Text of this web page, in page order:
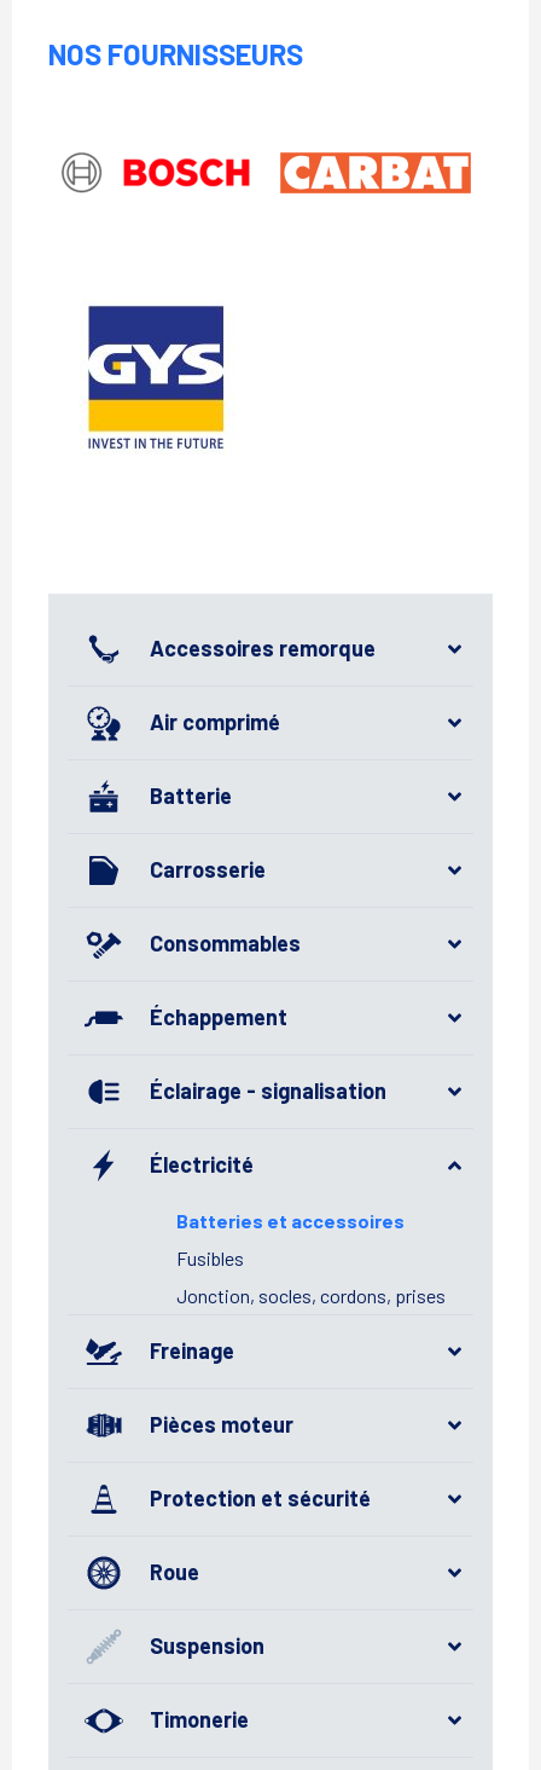
Accessoires remorque
Air comprimé
Batterie
Carrosserie
Consommables
Échappement
Éclairage - signalisation
Électricité
Batteries et accessoires
Fusibles
Jonction, socles, cordons, prises
Freinage
Pièces moteur
Protection et sécurité
Roue
Suspension
Timonerie
NOS FOURNISSEURS
CARBAT